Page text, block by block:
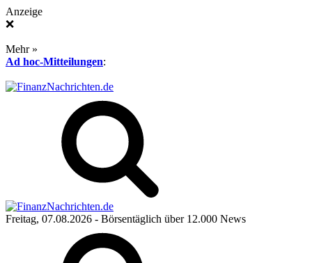
Anzeige
❌
Mehr »
Ad hoc-Mitteilungen:
Freitag, 07.08.2026 - Börsentäglich über 12.000 News